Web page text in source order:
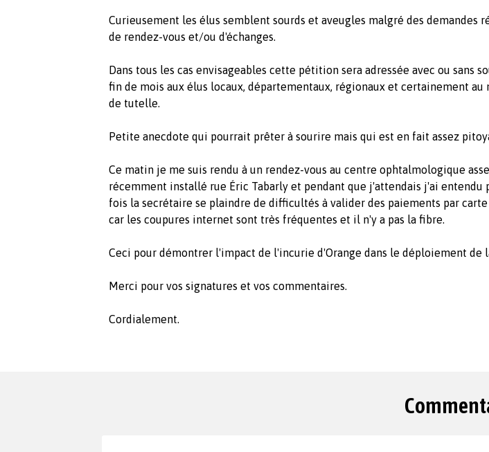
Curieusement les élus semblent sourds et aveugles malgré des demandes
de rendez-vous et/ou d'échanges.
Dans tous les cas envisageables cette pétition sera adressée avec ou sans
fin de mois aux élus locaux, départementaux, régionaux et certainement au
de tutelle.
Petite anecdote qui pourrait prêter à sourire mais qui est en fait assez
Ce matin je me suis rendu à un rendez-vous au centre ophtalmologique
récemment installé rue Éric Tabarly et pendant que j'attendais j'ai entendu
fois la secrétaire se plaindre de difficultés à valider des paiements par
car les coupures internet sont très fréquentes et il n'y a pas la fibre.
Ceci pour démontrer l'impact de l'incurie d'Orange dans le déploiement de
Merci pour vos signatures et vos commentaires.
Cordialement.